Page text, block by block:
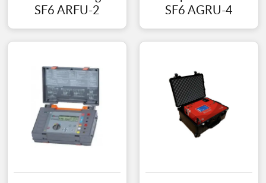
SF6 ARFU-2
SF6 AGRU-4